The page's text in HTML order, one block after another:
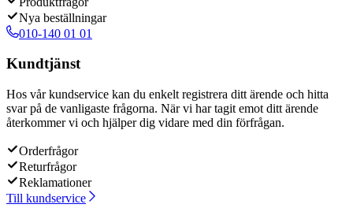
Nya beställningar
010-140 01 01
Kundtjänst
Hos vår kundservice kan du enkelt registrera ditt ärende och hitta
svar på de vanligaste frågorna. När vi har tagit emot ditt ärende
återkommer vi och hjälper dig vidare med din förfrågan.
Orderfrågor
Returfrågor
Reklamationer
Till kundservice